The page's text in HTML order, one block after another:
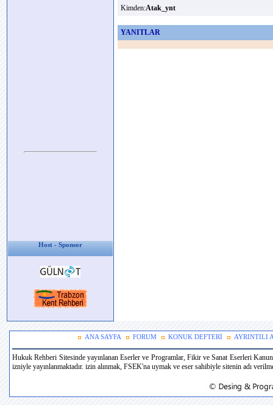
Host - Sponsor
Kimden:Atak_ynt
YANITLAR
ANA SAYFA FORUM KONUK DEFTERİ AYRINTILI
Hukuk Rehberi Sitesinde yayınlanan Eserler ve Programlar, Fikir ve Sanat Eserleri
izniyle yayınlanmaktadır. izin alınmak, FSEK'na uymak ve eser sahibiyle sitenin adı